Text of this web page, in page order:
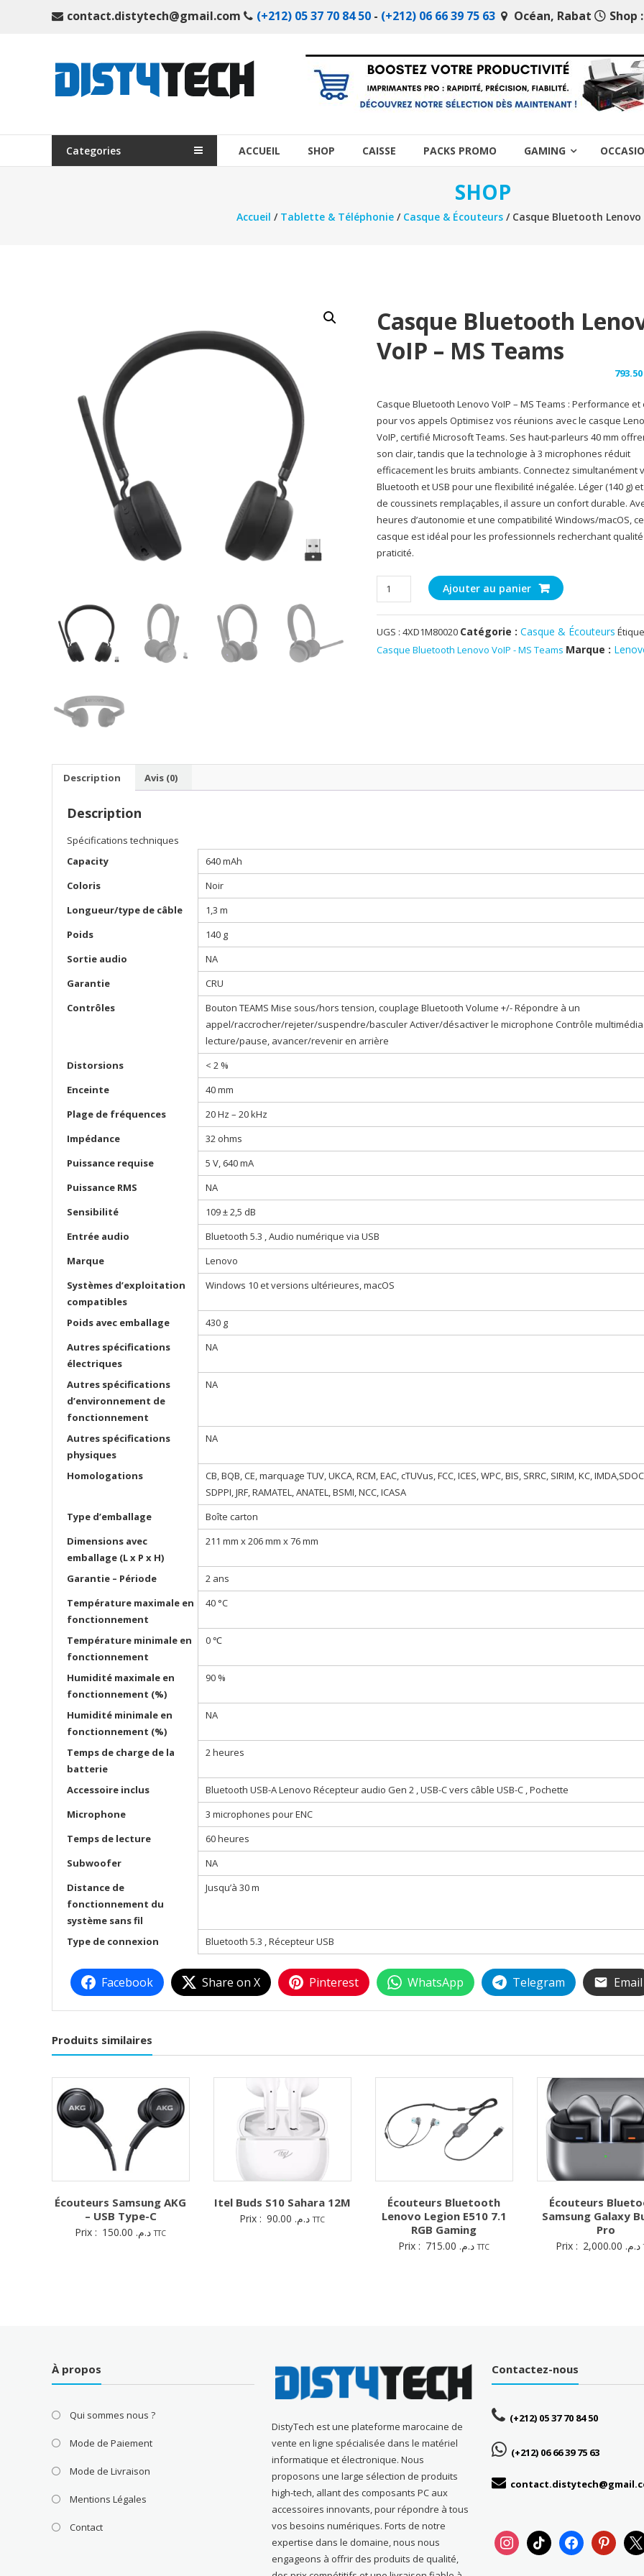
contact.distytech@gmail.com (+212) 05 37 70 84 50 - (+212) 06 66 39 75 63 Océan, Rabat Shop
DistyTech
Votre
ligne
de
Categories ACCUEIL SHOP CAISSE PACKS PROMO GAMING
SHOP
Accueil / Tablette & Téléphonie / Casque & Écouteurs / Casque Bluetooth Lenovo
Casque Bluetooth
VoIP – MS Teams
Casque Bluetooth Lenovo VoIP – MS Teams : Performance
pour vos appels Optimisez vos réunions avec le casque
VoIP, certifié Microsoft Teams. Ses haut-parleurs 40 mm
son clair, tandis que la technologie à 3 microphones réduit
efficacement les bruits ambiants. Connectez simultanément
Bluetooth et USB pour une flexibilité inégalée. Léger (140 g)
de coussinets remplaçables, il assure un confort durable.
heures d’autonomie et une compatibilité Windows/macOS, ce
casque est idéal pour les professionnels recherchant
praticité.
quantité
de
Casque
Bluetooth
Lenovo
Ajouter au panier
UGS :4XD1M80020 Catégorie :Casque & Écouteurs
Casque Bluetooth Lenovo VoIP - MS Teams Marque :
Description Avis (0)
Description
Spécifications techniques
Capacity
640 mAh
Coloris
Noir
Longueur/type de câble
1,3 m
Poids
140 g
Sortie audio
NA
Garantie
CRU
Contrôles
Bouton TEAMS Mise sous/hors tension, couplage Bluetooth Volume +/- Répondre à un
appel/raccrocher/rejeter/suspendre/basculer Activer/désactiver le microphone Contrôle
lecture/pause, avancer/revenir en arrière
Distorsions
< 2 %
Enceinte
40 mm
Plage de fréquences
20 Hz – 20 kHz
Impédance
32 ohms
Puissance requise
5 V, 640 mA
Puissance RMS
NA
Sensibilité
109 ± 2,5 dB
Entrée audio
Bluetooth 5.3 , Audio numérique via USB
Marque
Lenovo
Systèmes d’exploitation
compatibles
Windows 10 et versions ultérieures, macOS
Poids avec emballage
430 g
Autres spécifications
électriques
NA
Autres spécifications
d’environnement de
fonctionnement
NA
Autres spécifications
physiques
NA
Homologations
CB, BQB, CE, marquage TUV, UKCA, RCM, EAC, cTUVus, FCC, ICES, WPC, BIS, SRRC, SIRIM, KC,
SDPPI, JRF, RAMATEL, ANATEL, BSMI, NCC, ICASA
Type d’emballage
Boîte carton
Dimensions avec
emballage (L x P x H)
211 mm x 206 mm x 76 mm
Garantie – Période
2 ans
Température maximale en
fonctionnement
40 °C
Température minimale en
fonctionnement
0 ℃
Humidité maximale en
fonctionnement (%)
90 %
Humidité minimale en
fonctionnement (%)
NA
Temps de charge de la
batterie
2 heures
Accessoire inclus
Bluetooth USB-A Lenovo Récepteur audio Gen 2 , USB-C vers câble USB-C , Pochette
Microphone
3 microphones pour ENC
Temps de lecture
60 heures
Subwoofer
NA
Distance de
fonctionnement du
système sans fil
Jusqu’à 30 m
Type de connexion Bluetooth 5.3 , Récepteur USB
Facebook Share on X Pinterest WhatsApp Telegram Email
Produits similaires
Écouteurs Samsung AKG
– USB Type-C
Prix : د.م. TTC
Itel Buds S10 Sahara 12M
Prix : د.م. TTC
Écouteurs Bluetooth
Lenovo Legion E510 7.1
RGB Gaming
Prix : د.م. TTC
Écouteurs
Samsung Galaxy
Pro
Prix : د.م.
À propos
Qui sommes nous ?
Mode de Paiement
Mode de Livraison
Mentions Légales
Contact
DistyTech est une plateforme marocaine de
vente en ligne spécialisée dans le matériel
informatique et électronique. Nous
proposons une large sélection de produits
high-tech, allant des composants PC aux
accessoires innovants, pour répondre à tous
vos besoins numériques. Forts de notre
expertise dans le domaine, nous nous
engageons à offrir des produits de qualité,
Contactez-nous
(+212) 05 37 70 84 50
(+212) 06 66 39 75 63
instagramtiktok facebookpinterest
x